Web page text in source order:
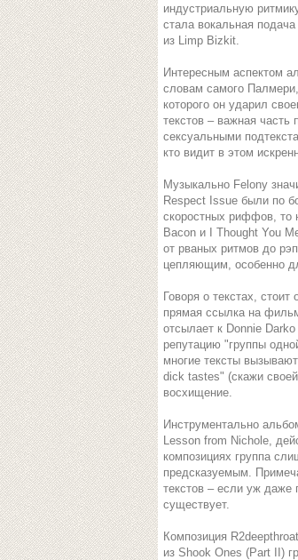
индустриальную
стала вокальная
из Limp Bizkit.
Интересным аспектом
словам самого
которого он ударил
текстов – важная часть
сексуальными
кто видит в этом
Музыкально Felony
Respect Issue были по
скоростных риффов, то
Bacon и I Thought You
от рваных ритмов до
цепляющим, особенно
Говоря о текстах,
прямая ссылка на
отсылает к Donnie
репутацию "группы
многие тексты
dick tastes" (скажи
восхищение.
Инструментально
Lesson from Nichole,
композициях группа
предсказуемым.
текстов – если уж даже
существует.
Композиция
из Shook Ones (Part II)